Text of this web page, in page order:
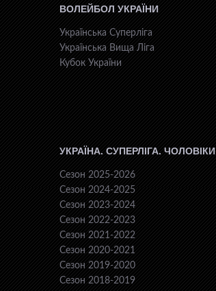
ВОЛЕЙБОЛ УКРАЇНИ
Українська Суперліга
Українська Вища Ліга
Кубок України
УКРАЇНА. СУПЕРЛІГА. ЧОЛОВІКИ
Сезон 2025-2026
Сезон 2024-2025
Сезон 2023-2024
Сезон 2022-2023
Сезон 2021-2022
Сезон 2020-2021
Сезон 2019-2020
Сезон 2018-2019